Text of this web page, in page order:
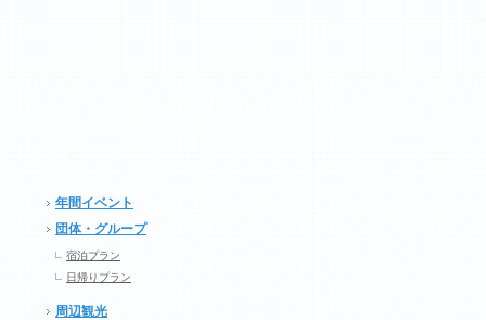
年間イベント
団体・グループ
宿泊プラン
日帰りプラン
周辺観光